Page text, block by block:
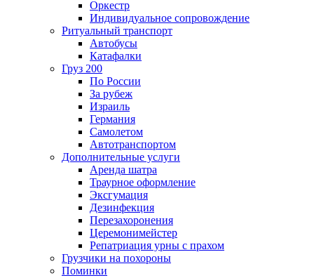
Оркестр
Индивидуальное сопровождение
Ритуальный транспорт
Автобусы
Катафалки
Груз 200
По России
За рубеж
Израиль
Германия
Самолетом
Автотранспортом
Дополнительные услуги
Аренда шатра
Траурное оформление
Эксгумация
Дезинфекция
Перезахоронения
Церемонимейстер
Репатриация урны с прахом
Грузчики на похороны
Поминки